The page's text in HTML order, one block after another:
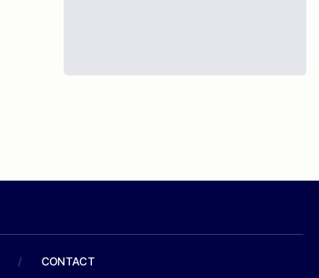
/ CONTACT